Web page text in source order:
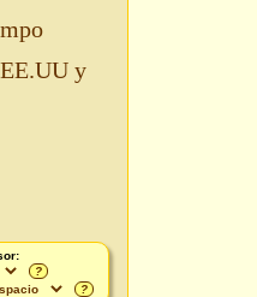
y
?
?